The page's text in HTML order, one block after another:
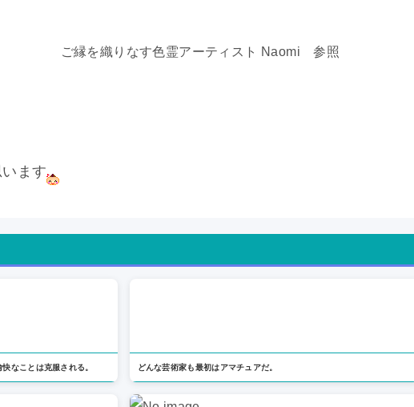
ご縁を織りなす色霊アーティスト Naomi 参照
ます
なことは克服される。 どんな芸術家も最初はアマチュアだ。